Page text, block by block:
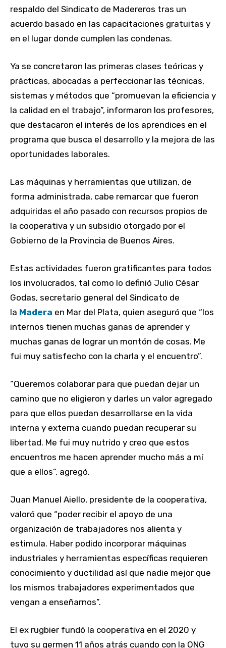
respaldo del Sindicato de Madereros tras un
acuerdo basado en las capacitaciones gratuitas y
en el lugar donde cumplen las condenas.
Ya se concretaron las primeras clases teóricas y
prácticas, abocadas a perfeccionar las técnicas,
sistemas y métodos que “promuevan la eficiencia y
la calidad en el trabajo”, informaron los profesores,
que destacaron el interés de los aprendices en el
programa que busca el desarrollo y la mejora de las
oportunidades laborales.
Las máquinas y herramientas que utilizan, de
forma administrada, cabe remarcar que fueron
adquiridas el año pasado con recursos propios de
la cooperativa y un subsidio otorgado por el
Gobierno de la Provincia de Buenos Aires.
Estas actividades fueron gratificantes para todos
los involucrados, tal como lo definió Julio César
Godas, secretario general del Sindicato de
la Madera en Mar del Plata, quien aseguró que “los
internos tienen muchas ganas de aprender y
muchas ganas de lograr un montón de cosas. Me
fui muy satisfecho con la charla y el encuentro”.
“Queremos colaborar para que puedan dejar un
camino que no eligieron y darles un valor agregado
para que ellos puedan desarrollarse en la vida
interna y externa cuando puedan recuperar su
libertad. Me fui muy nutrido y creo que estos
encuentros me hacen aprender mucho más a mí
que a ellos”, agregó.
Juan Manuel Aiello, presidente de la cooperativa,
valoró que “poder recibir el apoyo de una
organización de trabajadores nos alienta y
estimula. Haber podido incorporar máquinas
industriales y herramientas específicas requieren
conocimiento y ductilidad así que nadie mejor que
los mismos trabajadores experimentados que
vengan a enseñarnos”.
El ex rugbier fundó la cooperativa en el 2020 y
tuvo su germen 11 años atrás cuando con la ONG